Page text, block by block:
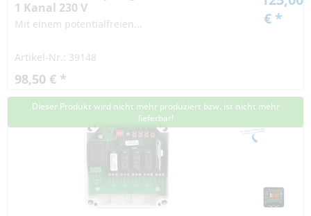
1 Kanal 230 V
Mit einem potentialfreien...
Artikel-Nr.: 39148
98,50 € *
€ *
Dieser Produkt wird nicht mehr produziert bzw. ist nicht mehr
lieferbar!